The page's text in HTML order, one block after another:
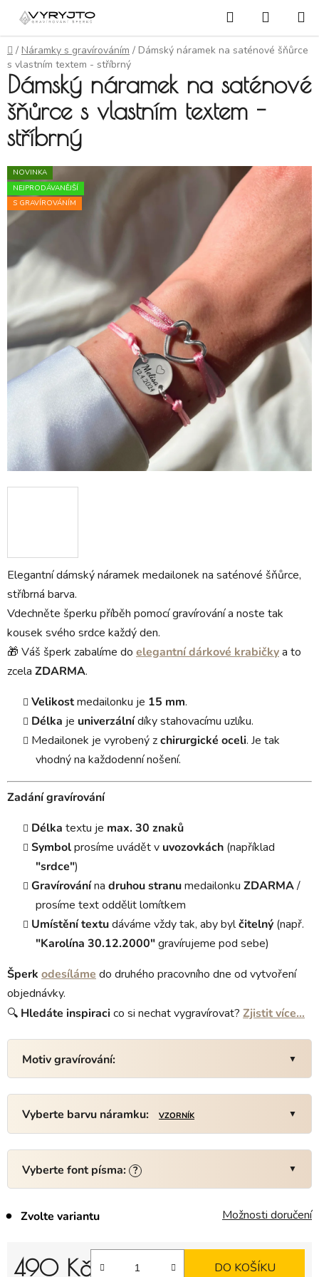
Přejít na obsah Hledat
Domů
/ Náramky s gravírováním / Dámský náramek na saténové šňůrce
s vlastním textem - stříbrný
Elegantní dámský náramek medailonek na saténové šňůrce,
stříbrná barva.
Vdechněte šperku příběh pomocí gravírování a noste tak
kousek svého srdce každý den.
🎁 Váš šperk zabalíme do elegantní dárkové krabičkya to
zcela ZDARMA.
Velikostmedailonku je 15 mm.
Délka je univerzálnídíky stahovacímu uzlíku.
Medailonek je vyrobený zchirurgické oceli. Je tak
vhodný na každodenní nošení.
Zadání gravírování
Délka textu je max. 30 znaků
Symbolprosíme uvádět v uvozovkách (například
"srdce")
Gravírovánína druhou stranumedailonku ZDARMA/
prosíme text oddělit lomítkem
Umístění textudáváme vždy tak, aby bylčitelný (např.
"Karolína 30.12.2000"gravírujeme pod sebe)
Šperk odesíláme do druhého pracovního dne od vytvoření
objednávky.
🔍 Hledáte inspiracico si nechat vygravírovat? Zjistit více…
Motiv gravírování:
Vyberte barvu náramku: VZORNÍK
Vyberte font písma: ?
Zvolte variantu Možnosti doručení
490 Kč DO KOŠÍKU
Dámský náramek na saténové
šňůrce s vlastním textem -
stříbrný
NOVINKA
NEJPRODÁVANĚJŠÍ
S GRAVÍROVÁNÍM